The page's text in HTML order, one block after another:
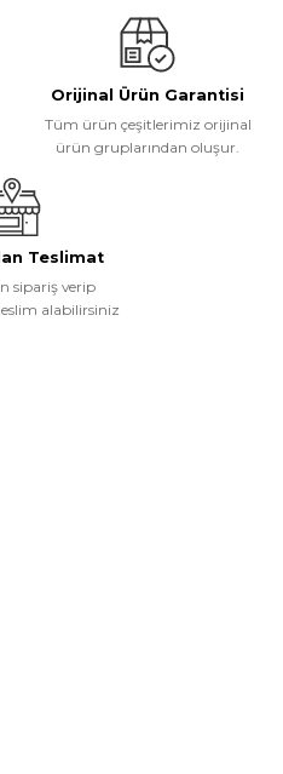
olmalı.
Orijinal Ürün Garantisi
Tüm ürün çeşitlerimiz orijinal
ürün gruplarından oluşur.
Teslimat
sipariş verip
alabilirsiniz